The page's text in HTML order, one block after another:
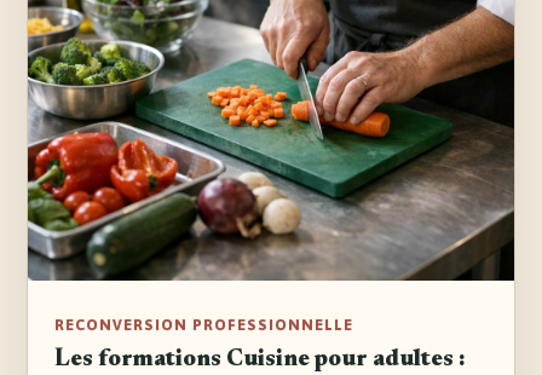
RECONVERSION PROFESSIONNELLE
Les formations Cuisine pour adultes :